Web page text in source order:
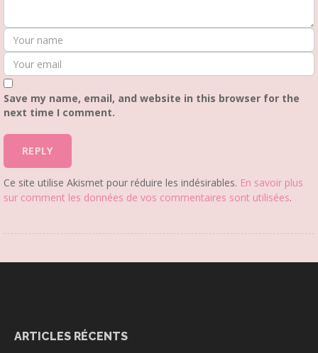
Save my name, email, and website in this browser for the
next time I comment.
Ce site utilise Akismet pour réduire les indésirables. En savoir plus
sur comment les données de vos commentaires sont utilisées.
ARTICLES RÉCENTS